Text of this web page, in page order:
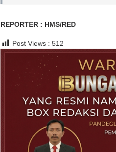
t
i
b
m
a
s
REPORTER : HMS/RED
Post Views : 512